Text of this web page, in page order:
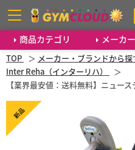
商品カテゴリ メーカ
TOP
メーカー・ブランドから探
Inter Reha（インターリハ）
【業界最安値：送料無料】ニュー
新品